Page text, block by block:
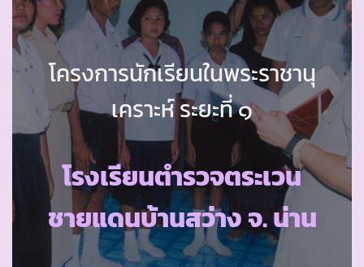
โครงการนักเรียนในพระราชานุ
เคราะห์ ระยะที่ ๑
โรงเรียนตำรวจตระเวน
ชายแดนบ้านสว่าง จ. น่าน